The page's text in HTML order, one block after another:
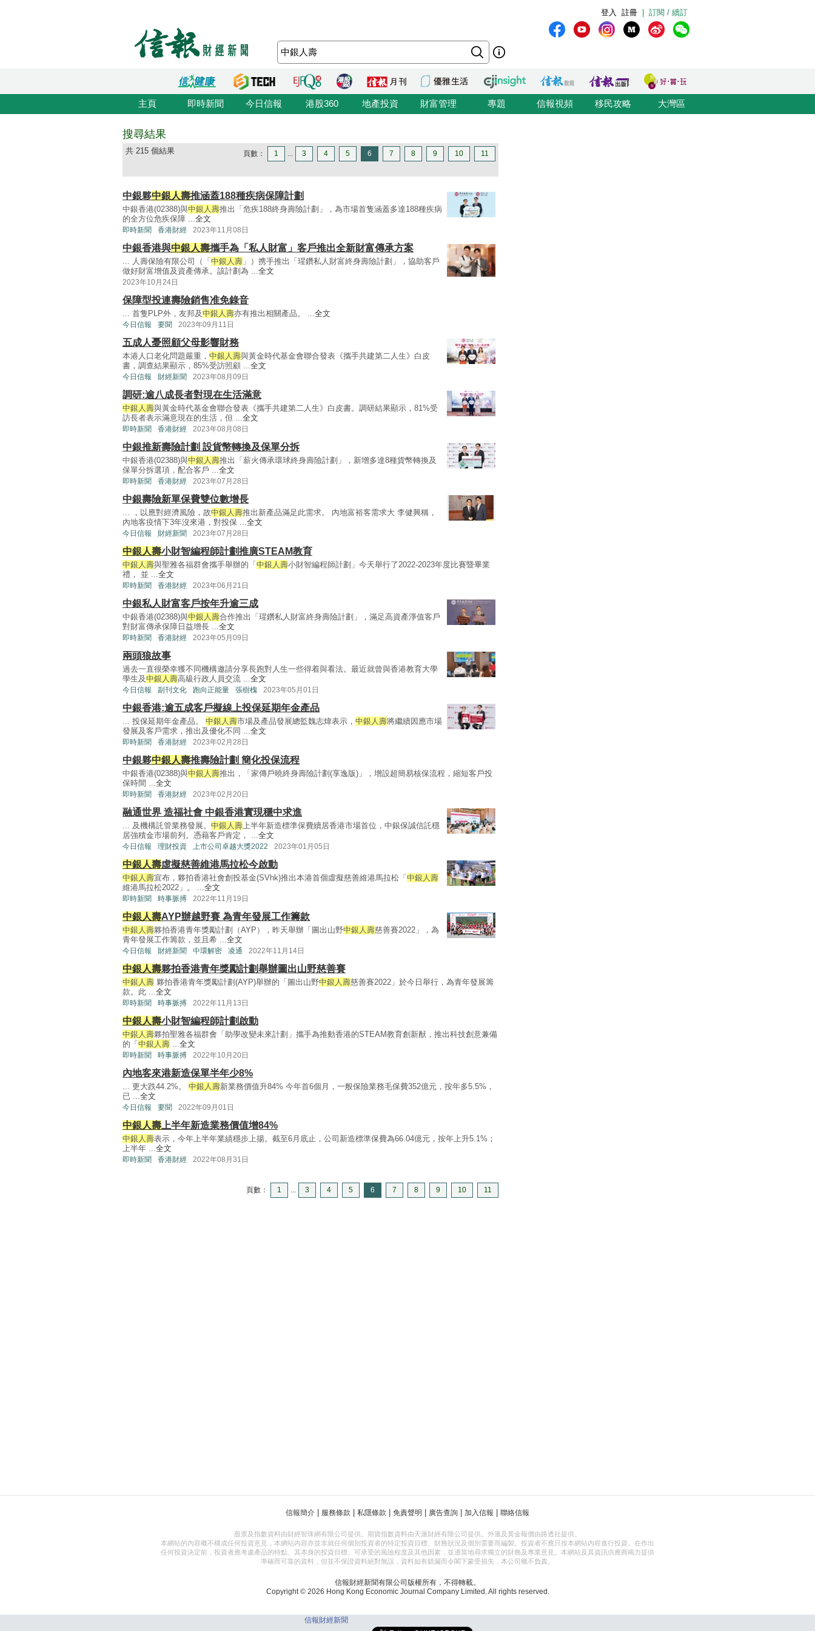
訂閱 / 續訂
註冊
登入
主頁 即時新聞 今日信報 港股360 地產投資 財富管理 專題 信報視頻 移民攻略 大灣區
搜尋結果
共 215 個結果 頁數： 1 ... 3 4 5 6 7 8 9 10 11
中銀夥中銀人壽推涵蓋188種疾病保障計劃
中銀香港(02388)與中銀人壽推出「危疾188終身壽險計劃」，為市場首隻涵蓋多達188種疾病
的全方位危疾保障 ...全文
即時新聞 香港財經 2023年11月08日
中銀香港與中銀人壽攜手為「私人財富」客戶推出全新財富傳承方案
... 人壽保險有限公司（「 中銀人壽 」）携手推出「瑆鑽私人財富終身壽險計劃」，協助客戶
做好財富增值及資產傳承。該計劃為 ...全文
2023年10月24日
保障型投連壽險銷售准免錄音
... 首隻PLP外，友邦及中銀人壽亦有推出相關產品。 ...全文
今日信報 要聞 2023年09月11日
五成人憂照顧父母影響財務
本港人口老化問題嚴重， 中銀人壽與黃金時代基金會聯合發表《攜手共建第二人生》白皮
書，調查結果顯示，85%受訪照顧 ...全文
今日信報 財經新聞 2023年08月09日
調研:逾八成長者對現在生活滿意
中銀人壽與黃金時代基金會聯合發表《攜手共建第二人生》白皮書。調研結果顯示，81%受
訪長者表示滿意現在的生活，但 ...全文
即時新聞 香港財經 2023年08月08日
中銀推新壽險計劃 設貨幣轉換及保單分拆
中銀香港(02388)與中銀人壽推出「薪火傳承環球終身壽險計劃」，新增多達8種貨幣轉換及
保單分拆選項，配合客戶 ...全文
即時新聞 香港財經 2023年07月28日
中銀壽險新單保費雙位數增長
... ，以應對經濟風險，故中銀人壽推出新產品滿足此需求。 內地富裕客需求大 李健興稱，
內地客疫情下3年沒來港，對投保 ...全文
今日信報 財經新聞 2023年07月28日
中銀人壽小財智編程師計劃推廣STEAM教育
中銀人壽與聖雅各福群會攜手舉辦的「 中銀人壽小財智編程師計劃」今天舉行了2022-2023年度比賽暨畢業
禮， 並 ...全文
即時新聞 香港財經 2023年06月21日
中銀私人財富客戶按年升逾三成
中銀香港(02388)與中銀人壽合作推出「瑆鑽私人財富終身壽險計劃」，滿足高資產淨值客戶
對財富傳承保障日益增長 ...全文
即時新聞 香港財經 2023年05月09日
兩頭狼故事
過去一直很榮幸獲不同機構邀請分享長跑對人生一些得着與看法。最近就曾與香港教育大學
學生及中銀人壽高級行政人員交流 ...全文
今日信報 副刊文化 跑向正能量 張樹槐 2023年05月01日
中銀香港:逾五成客戶擬線上投保延期年金產品
... 投保延期年金產品。 中銀人壽市場及產品發展總監魏志煒表示， 中銀人壽將繼續因應市場
發展及客戶需求，推出及優化不同 ...全文
即時新聞 香港財經 2023年02月28日
中銀夥中銀人壽推壽險計劃 簡化投保流程
中銀香港(02388)與中銀人壽推出，「家傳戶曉終身壽險計劃(享逸版)」，增設超簡易核保流程，縮短客戶投
保時間 ...全文
即時新聞 香港財經 2023年02月20日
融通世界 造福社會 中銀香港實現穩中求進
... 及機構託管業務發展。 中銀人壽上半年新造標準保費續居香港市場首位，中銀保誠信託穩
居強積金市場前列。憑藉客戶肯定， ...全文
今日信報 理財投資 上市公司卓越大獎2022 2023年01月05日
中銀人壽虛擬慈善維港馬拉松今啟動
中銀人壽宣布，夥拍香港社會創投基金(SVhk)推出本港首個虛擬慈善維港馬拉松「 中銀人壽
維港馬拉松2022」。 ...全文
即時新聞 時事脈搏 2022年11月19日
中銀人壽AYP辦越野賽 為青年發展工作籌款
中銀人壽夥拍香港青年獎勵計劃（AYP），昨天舉辦「圖出山野中銀人壽慈善賽2022」，為
青年發展工作籌款，並且希 ...全文
今日信報 財經新聞 中環解密 凌通 2022年11月14日
中銀人壽夥拍香港青年獎勵計劃舉辦圖出山野慈善賽
中銀人壽 夥拍香港青年獎勵計劃(AYP)舉辦的「圖出山野中銀人壽慈善賽2022」於今日舉行，為青年發展籌
款。此 ...全文
即時新聞 時事脈搏 2022年11月13日
中銀人壽小財智編程師計劃啟動
中銀人壽夥拍聖雅各福群會「助學改變未來計劃」攜手為推動香港的STEAM教育創新猷，推出科技創意兼備
的「 中銀人壽 ...全文
即時新聞 時事脈搏 2022年10月20日
內地客來港新造保單半年少8%
... 更大跌44.2%。 中銀人壽新業務價值升84% 今年首6個月，一般保險業務毛保費352億元，按年多5.5%，
已 ...全文
今日信報 要聞 2022年09月01日
中銀人壽 上半年新造業務價值增84%
中銀人壽表示，今年上半年業績穩步上揚。截至6月底止，公司新造標準保費為66.04億元，按年上升5.1%；
上半年 ...全文
即時新聞 香港財經 2022年08月31日
頁數： 1 ... 3 4 5 6 7 8 9 10 11
信報簡介 服務條款 私隱條款 免責聲明 廣告查詢 加入信報 聯絡信報
股票及指數資料由財經智珠網有限公司提供。期貨指數資料由天滙財經有限公司提供。外滙及黃金報價由路透社提供。
本網站的內容概不構成任何投資意見，本網站內容亦並非就任何個別投資者的特定投資目標、財務狀況及個別需要而編製。投資者不應只按本網站內容進行投資。在作出
任何投資決定前，投資者應考慮產品的特點、其本身的投資目標、可承受的風險程度及其他因素，並適當地尋求獨立的財務及專業意見。本網站及其資訊供應商竭力提供
準確而可靠的資料，但並不保證資料絕對無誤，資料如有錯漏而令閣下蒙受損失，本公司概不負責。
信報財經新聞有限公司版權所有，不得轉載。
Copyright © 2026 Hong Kong Economic Journal Company Limited. All rights reserved.
信報財經新聞